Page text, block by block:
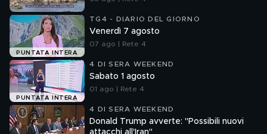
PUNTATA INTERA
TG4 - DIARIO DEL GIORNO
Venerdì 7 agosto
07 ago | Rete 4
PUNTATA INTERA
4 DI SERA WEEKEND
Sabato 1 agosto
01 ago | Rete 4
4 DI SERA WEEKEND
Donald Trump avverte: "Possibili nuovi
attacchi all'Iran"